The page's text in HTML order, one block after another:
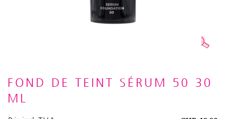
FOND DE TEINT SÉRUM 50 30
ML